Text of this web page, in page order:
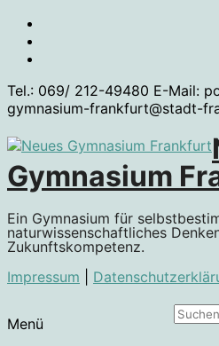
Zum
Inhalt
springen
Tel.: 069/ 212-49480 E-Mail:
gymnasium-frankfurt@stadt-
Gymnasium
Ein Gymnasium für
naturwissenschaftliches
Zukunftskompetenz.
Impressum
Menü